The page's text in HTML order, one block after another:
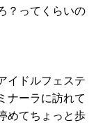
？ってくらいの
イドルフェステ
ナーラに訪れて
めてちょっと歩